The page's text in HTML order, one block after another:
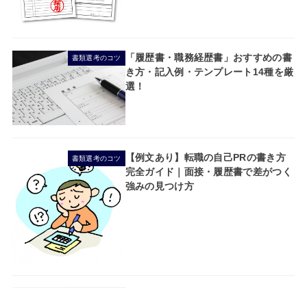
書類選考のコツ
「履歴書・職務経歴書」おすすめの書
き方・記入例・テンプレート14種を厳
選！
書類選考のコツ
【例文あり】転職の自己PRの書き方
完全ガイド｜面接・履歴書で差がつく
強みの見つけ方